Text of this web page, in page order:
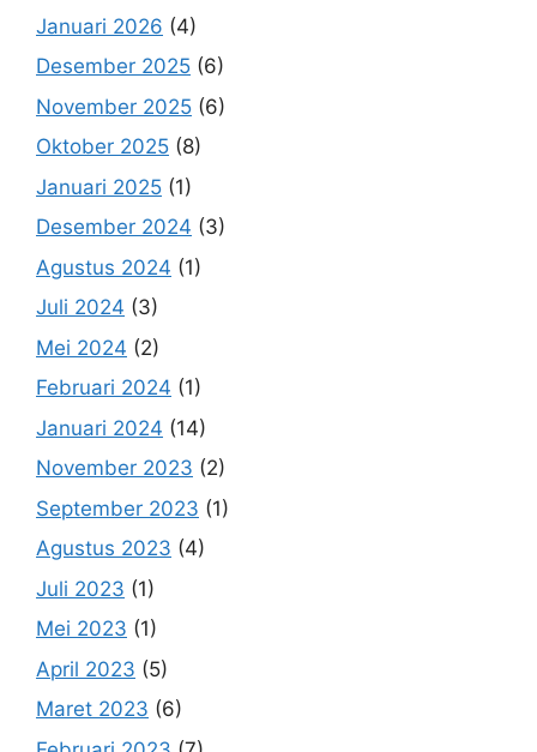
Januari 2026 (4)
Desember 2025 (6)
November 2025 (6)
Oktober 2025 (8)
Januari 2025 (1)
Desember 2024 (3)
Agustus 2024 (1)
Juli 2024 (3)
Mei 2024 (2)
Februari 2024 (1)
Januari 2024 (14)
November 2023 (2)
September 2023 (1)
Agustus 2023 (4)
Juli 2023 (1)
Mei 2023 (1)
April 2023 (5)
Maret 2023 (6)